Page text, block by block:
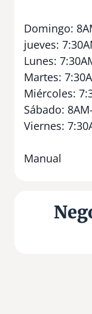
Domingo:
jueves:
Lunes:
Martes:
Miércoles:
Sábado:
Viernes:
Manual